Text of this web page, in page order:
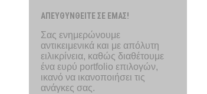
ΑΠΕΥΘΥΝΘΕΙΤΕ ΣΕ ΕΜΑΣ!
Σας ενημερώνουμε
αντικειμενικά και με απόλυτη
ειλικρίνεια, καθώς διαθέτουμε
ένα ευρύ portfolio επιλογών,
ικανό να ικανοποιήσει τις
ανάγκες σας.